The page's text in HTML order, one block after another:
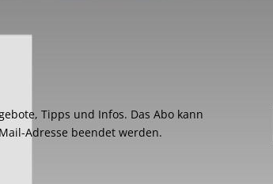
Tipps und Infos. Das Abo kann
Adresse beendet werden.